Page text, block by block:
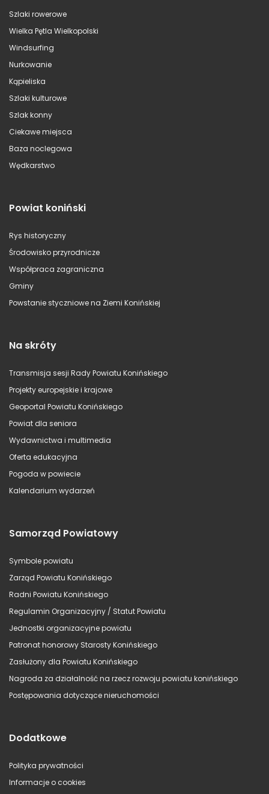
Szlaki rowerowe
Wielka Pętla Wielkopolski
Windsurfing
Nurkowanie
Kąpieliska
Szlaki kulturowe
Szlak konny
Ciekawe miejsca
Baza noclegowa
Wędkarstwo
Powiat koniński
Rys historyczny
Środowisko przyrodnicze
Współpraca zagraniczna
Gminy
Powstanie styczniowe na Ziemi Konińskiej
Na skróty
Transmisja sesji Rady Powiatu Konińskiego
Projekty europejskie i krajowe
Geoportal Powiatu Konińskiego
Powiat dla seniora
Wydawnictwa i multimedia
Oferta edukacyjna
Pogoda w powiecie
Kalendarium wydarzeń
Samorząd Powiatowy
Symbole powiatu
Zarząd Powiatu Konińskiego
Radni Powiatu Konińskiego
Regulamin Organizacyjny / Statut Powiatu
Jednostki organizacyjne powiatu
Patronat honorowy Starosty Konińskiego
Zasłużony dla Powiatu Konińskiego
Nagroda za działalność na rzecz rozwoju powiatu konińskiego
Postępowania dotyczące nieruchomości
Dodatkowe
Polityka prywatności
Informacje o cookies